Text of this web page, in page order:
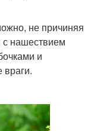
не причиняя
с нашествием
и
враги.